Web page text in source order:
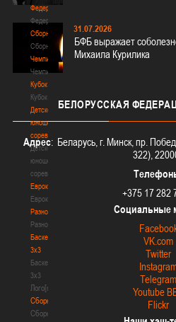
Федерация
Федерация
Сборные
Сборные
Чемпионат
Чемпионат
Кубок
Кубок
Детско-
юношеские
соревнования
Детско-
юношеские
соревнования
Еврокубки
Еврокубки
Разное
Разное
Баскетбол
3х3
Баскетбол
3х3
Лого[modid=121]
Сборные
Сборные
31.07.2026
БФБ выражает
Михаила Курилика
БЕЛОРУССКАЯ
Адрес: Беларусь, г. Минск, пр.
322),
+375 17 282
Социальные
VK.com
Twitter
Telegram
Youtube
Flickr